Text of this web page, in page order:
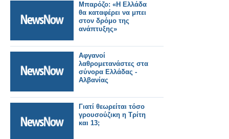
Μπαρόζο: «Η Ελλάδα
θα καταφέρει να μπει
στον δρόμο της
ανάπτυξης»
Αφγανοί
λαθρομετανάστες στα
σύνορα Ελλάδας -
Αλβανίας
Γιατί θεωρείται τόσο
γρουσούζικη η Τρίτη
και 13;